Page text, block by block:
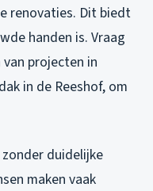
renovaties. Dit biedt
handen is. Vraag
projecten in
in de Reeshof, om
duidelijke
maken vaak